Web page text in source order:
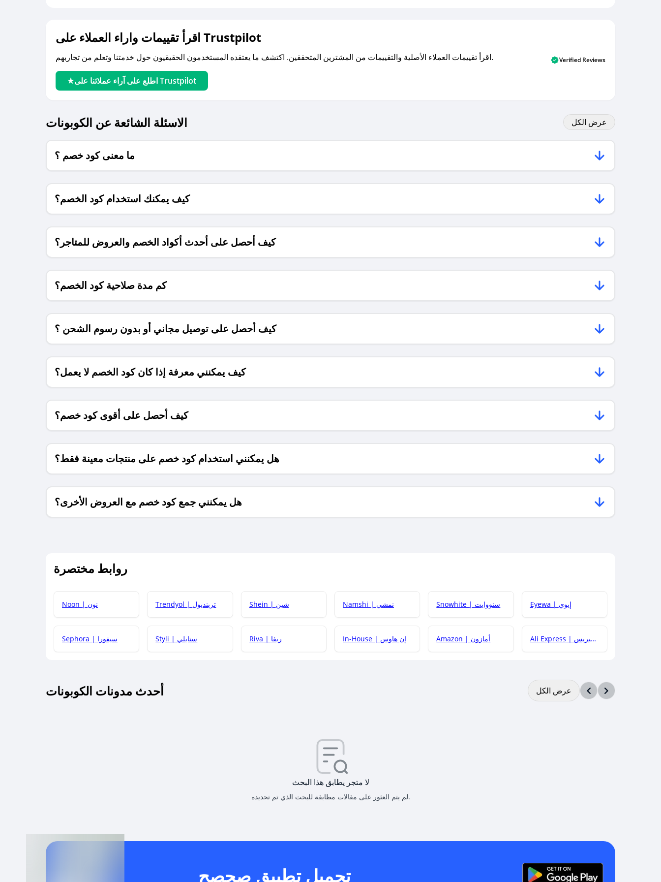
اقرأ تقييمات واراء العملاء على Trustpilot
اقرأ تقييمات العملاء الأصلية والتقييمات من المشترين المتحققين. اكتشف ما يعتقده المستخدمون الحقيقيون حول خدمتنا وتعلم من تجاربهم.
اطلع على آراء عملائنا على Trustpilot
Verified Reviews
الاسئلة الشائعة عن الكوبونات عرض الكل
ما معنى كود خصم ؟
كيف يمكنك استخدام كود الخصم؟
كيف أحصل على أحدث أكواد الخصم والعروض للمتاجر؟
كم مدة صلاحية كود الخصم؟
كيف أحصل على توصيل مجاني أو بدون رسوم الشحن ؟
كيف يمكنني معرفة إذا كان كود الخصم لا يعمل؟
كيف أحصل على أقوى كود خصم؟
هل يمكنني استخدام كود خصم على منتجات معينة فقط؟
هل يمكنني جمع كود خصم مع العروض الأخرى؟
روابط مختصرة
Noon | نون Trendyol | ترينديول Shein | شين Namshi | نمشي Snowhite | سنووايت Eyewa | إيوي
Sephora | سيفورا Styli | ستايلي Riva | ريفا In-House | إن هاوس Amazon | أمازون Ali Express | علي إكسبريس
أحدث مدونات الكوبونات عرض الكل
لا متجر يطابق هذا البحث
لم يتم العثور على مقالات مطابقة للبحث الذي تم تحديده.
تحميل تطبيق صحصح